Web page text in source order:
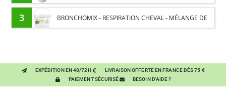
DE L’HUMIDITÉ
3 BRONCHOMIX - RESPIRATION CHEVAL - MÉLANGE DE
EXPÉDITION EN 48/72H
LIVRAISON OFFERTE EN FRANCE DÈS 75 €
PAIEMENT SÉCURISÉ
BESOIN D'AIDE ?